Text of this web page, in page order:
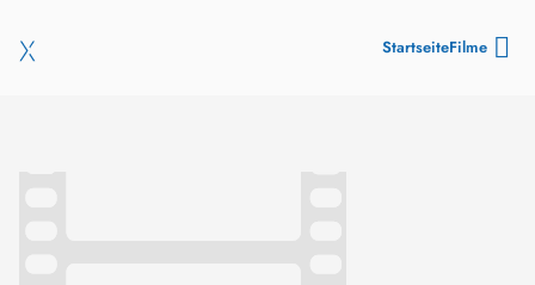
StartseiteFilme